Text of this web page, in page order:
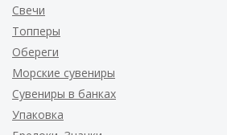
Свечи
Топперы
Обереги
Морские сувениры
Сувениры в банках
Упаковка